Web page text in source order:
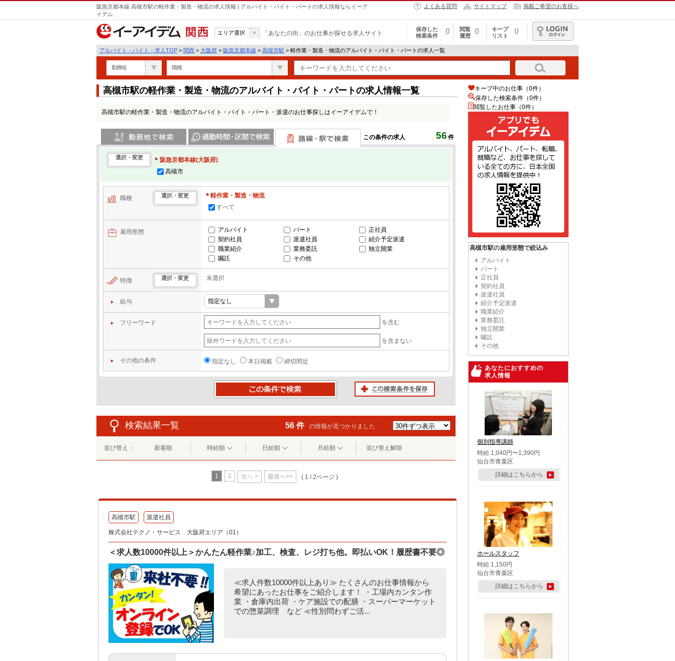
阪急京都本線 高槻市駅の軽作業・製造・物流の求人情報 | アルバイト・バイト・パートの求人情報ならイーア
イデム
よくある質問 サイトマップ 掲載ご希望のお客様へ
関西
エリア選択 「あなたの街」のお仕事が探せる求人サイト
保存した
検索条件
0
閲覧
履歴
0
キープ
リスト
0
ログイン
アルバイト・バイト・求人TOP > 関西 > 大阪府 > 阪急京都本線 > 高槻市駅 > 軽作業・製造・物流のアルバイト・バイト・パートの求人一覧
勤務地 職種
高槻市駅の軽作業・製造・物流のアルバイト・バイト・パートの求人情報一覧
高槻市駅の軽作業・製造・物流のアルバイト・バイト・パート・派遣のお仕事探しはイーアイデムで！
この条件の求人 56 件
選択・変更
阪急京都本線(大阪府)
高槻市
職種 選択・変更
軽作業・製造・物流
すべて
雇用形態 アルバイト パート
正社員
契約社員
派遣社員
紹介予定派遣
職業紹介
業務委託
独立開業
嘱託
その他
特徴 選択・変更 未選択
給与
フリーワード を含む
を含まない
その他の条件 指定なし 本日掲載 締切間近
検索結果一覧 56 件 の情報が見つかりました
並び替え ： 新着順 時給順 日給順 月給順 並び替え解除
1 2 次へ > 最後へ>> ( 1 / 2ページ )
高槻市駅 派遣社員
株式会社テクノ・サービス 大阪府エリア（01）
＜求人数10000件以上＞かんたん軽作業♪加工、検査、レジ打ち他。即払いOK！履歴書不要◎
≪求人件数10000件以上あり≫ たくさんのお仕事情報から
希望にあったお仕事をご紹介します！ ・工場内カンタン作
業 ・倉庫内出荷 ・ケア施設での配膳 ・スーパーマーケット
での惣菜調理 など ≪性別問わずご活...
キープ中のお仕事（0件）
保存した検索条件（0件）
閲覧したお仕事（0件）
高槻市駅の雇用形態で絞込み
アルバイト
パート
正社員
契約社員
派遣社員
紹介予定派遣
職業紹介
業務委託
独立開業
嘱託
その他
あなたにおすすめの
求人情報
個別指導講師
時給 1,040円〜1,390円
仙台市青葉区
詳細はこちらから
ホールスタッフ
時給 1,150円
仙台市青葉区
詳細はこちらから